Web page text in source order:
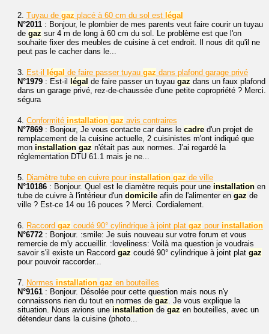
2. Tuyau de gaz placé à 60 cm du sol est légal
N°2011 : Bonjour, le plombier de mes parents veut faire courir un tuyau
de gaz sur 4 m de long à 60 cm du sol. Le problème est que l'on
souhaite fixer des meubles de cuisine à cet endroit. Il nous dit qu'il ne
peut pas le cacher dans le...
3. Est-il légal de faire passer tuyau gaz dans plafond garage privé
N°1979 : Est-il légal de faire passer un tuyau gaz dans un faux plafond
dans un garage privé, rez-de-chaussée d'une petite copropriété ? Merci.
ségura
4. Conformité installation gaz avis contraires
N°7869 : Bonjour, Je vous contacte car dans le cadre d'un projet de
remplacement de la cuisine actuelle, 2 cuisinistes m'ont indiqué que
mon installation gaz n'était pas aux normes. J'ai regardé la
réglementation DTU 61.1 mais je ne...
5. Diamètre tube en cuivre pour installation gaz de ville
N°10186 : Bonjour. Quel est le diamètre requis pour une installation en
tube de cuivre à l'intérieur d'un domicile afin de l'alimenter en gaz de
ville ? Est-ce 14 ou 16 pouces ? Merci. Cordialement.
6. Raccord gaz coudé 90° cylindrique à joint plat gaz pour installation
N°6772 : Bonjour. :smile: Je suis nouveau sur votre forum et vous
remercie de m'y accueillir. :loveliness: Voilà ma question je voudrais
savoir s'il existe un Raccord gaz coudé 90° cylindrique à joint plat gaz
pour pouvoir raccorder...
7. Normes installation gaz en bouteilles
N°9161 : Bonjour. Désolée pour cette question mais nous n'y
connaissons rien du tout en normes de gaz. Je vous explique la
situation. Nous avions une installation de gaz en bouteilles, avec un
détendeur dans la cuisine (photo...